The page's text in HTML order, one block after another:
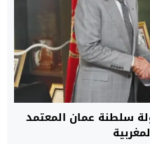
سلطنة عمان المعتمد